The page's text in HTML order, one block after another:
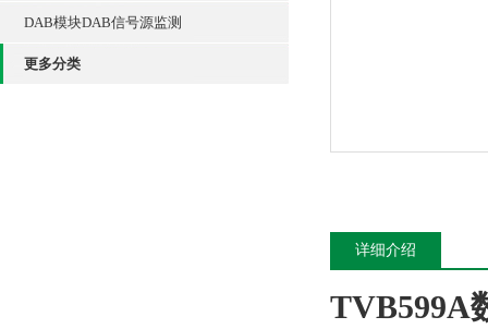
DAB模块DAB信号源监测
更多分类
详细介绍
TVB599A